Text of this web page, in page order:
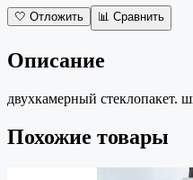
🤍 Отложить 📊 Сравнить
Описание
двухкамерный стеклопакет.
Похожие товары